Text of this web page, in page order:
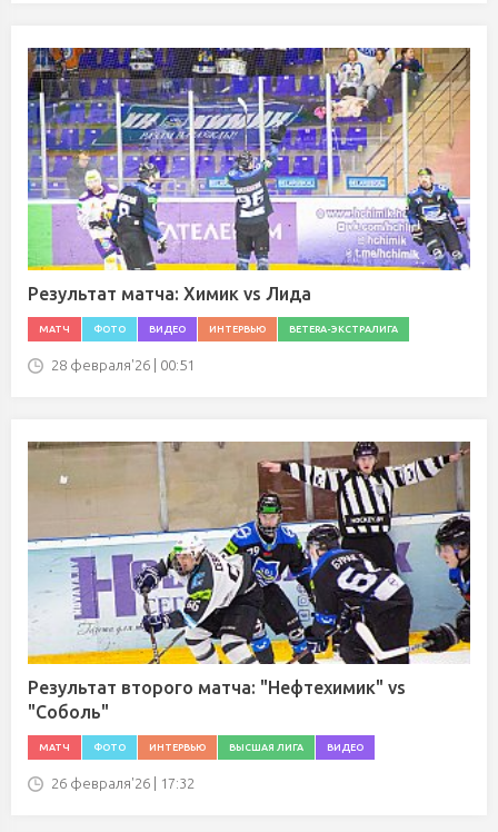
Результат матча: Химик vs Лида
МАТЧ ФОТО ВИДЕО ИНТЕРВЬЮ BETERA-ЭКСТРАЛИГА
28 февраля'26 | 00:51
Результат второго матча: "Нефтехимик" vs
"Соболь"
МАТЧ ФОТО ИНТЕРВЬЮ ВЫСШАЯ ЛИГА ВИДЕО
26 февраля'26 | 17:32